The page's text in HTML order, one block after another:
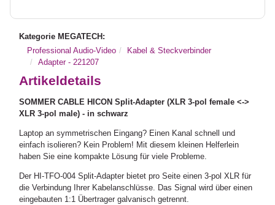
Kategorie MEGATECH:
Professional Audio-Video
Kabel & Steckverbinder
Adapter - 221207
Artikeldetails
SOMMER CABLE HICON Split-Adapter (XLR 3-pol female <->
XLR 3-pol male) - in schwarz
Laptop an symmetrischen Eingang? Einen Kanal schnell und
einfach isolieren? Kein Problem! Mit diesem kleinen Helferlein
haben Sie eine kompakte Lösung für viele Probleme.
Der HI-TFO-004 Split-Adapter bietet pro Seite einen 3-pol XLR für
die Verbindung Ihrer Kabelanschlüsse. Das Signal wird über einen
eingebauten 1:1 Übertrager galvanisch getrennt.